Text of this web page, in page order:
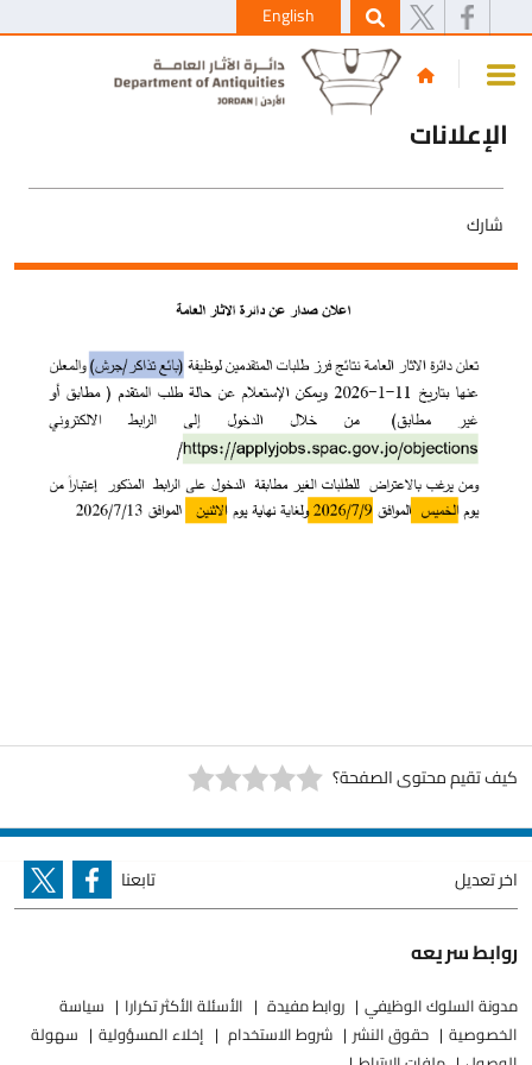
English
الإعلانات
شارك
كيف تقيم محتوى الصفحة؟
اخر تعديل تابعنا
روابط سريعه
مدونة السلوك الوظيفي روابط مفيدة الأسئلة الأكثر تكرارا
سياسة
الخصوصية
حقوق النشر شروط الاستخدام إخلاء المسؤولية
سهولة